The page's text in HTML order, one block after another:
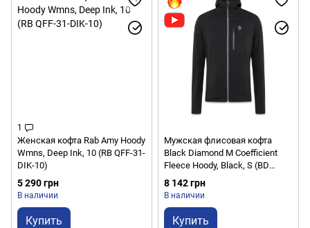
1
Женская кофта Rab Amy Hoody
Wmns, Deep Ink, 10 (RB QFF-31-
DIK-10)
5 290 грн
В наличии
Купить
Мужская флисовая кофта
Black Diamond M Coefficient
Fleece Hoody, Black, S (BD
744020.0002-S)
8 142 грн
В наличии
Купить